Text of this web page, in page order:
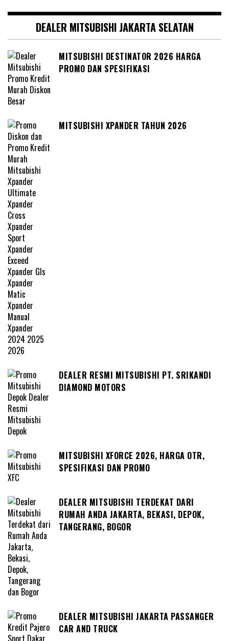
DEALER MITSUBISHI JAKARTA SELATAN
MITSUBISHI DESTINATOR 2026 HARGA
PROMO DAN SPESIFIKASI
MITSUBISHI XPANDER TAHUN 2026
DEALER RESMI MITSUBISHI PT. SRIKANDI
DIAMOND MOTORS
MITSUBISHI XFORCE 2026, HARGA OTR,
SPESIFIKASI DAN PROMO
DEALER MITSUBISHI TERDEKAT DARI
RUMAH ANDA JAKARTA, BEKASI, DEPOK,
TANGERANG, BOGOR
DEALER MITSUBISHI JAKARTA PASSANGER
CAR AND TRUCK